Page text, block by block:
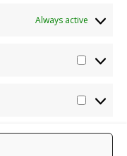
Always active